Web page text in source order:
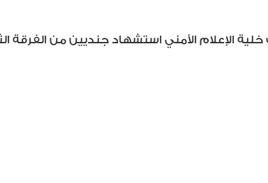
الإعلام الأمني استشهاد جنديين من الفرقة